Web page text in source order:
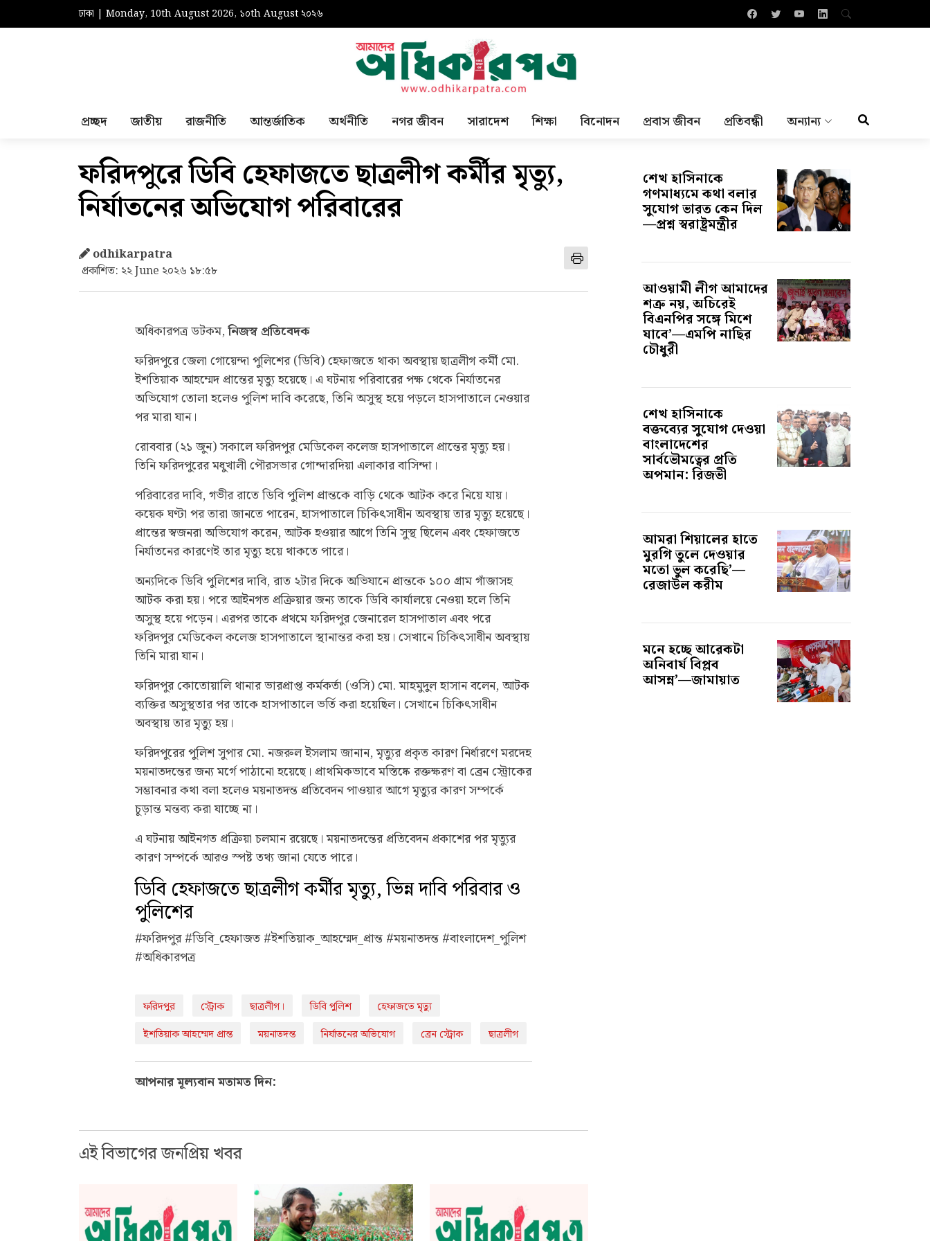
ঢাকা | Monday, 10th August 2026, ১০th August ২০২৬
প্রচ্ছদ জাতীয় রাজনীতি আন্তর্জাতিক অর্থনীতি নগর জীবন সারাদেশ শিক্ষা বিনোদন প্রবাস জীবন প্রতিবন্ধী অন্যান্য
ফরিদপুরে ডিবি হেফাজতে ছাত্রলীগ কর্মীর মৃত্যু,
নির্যাতনের অভিযোগ পরিবারের
odhikarpatra
প্রকাশিত: ২২ June ২০২৬ ১৮:৫৮
অধিকারপত্র ডটকম,নিজস্ব প্রতিবেদক
ফরিদপুরে জেলা গোয়েন্দা পুলিশের (ডিবি) হেফাজতে থাকা অবস্থায় ছাত্রলীগ কর্মী মো.
ইশতিয়াক আহম্মেদ প্রান্তের মৃত্যু হয়েছে। এ ঘটনায় পরিবারের পক্ষ থেকে নির্যাতনের
অভিযোগ তোলা হলেও পুলিশ দাবি করেছে, তিনি অসুস্থ হয়ে পড়লে হাসপাতালে নেওয়ার
পর মারা যান।
রোববার (২১ জুন) সকালে ফরিদপুর মেডিকেল কলেজ হাসপাতালে প্রান্তের মৃত্যু হয়।
তিনি ফরিদপুরের মধুখালী পৌরসভার গোন্দারদিয়া এলাকার বাসিন্দা।
পরিবারের দাবি, গভীর রাতে ডিবি পুলিশ প্রান্তকে বাড়ি থেকে আটক করে নিয়ে যায়।
কয়েক ঘণ্টা পর তারা জানতে পারেন, হাসপাতালে চিকিৎসাধীন অবস্থায় তার মৃত্যু হয়েছে।
প্রান্তের স্বজনরা অভিযোগ করেন, আটক হওয়ার আগে তিনি সুস্থ ছিলেন এবং হেফাজতে
নির্যাতনের কারণেই তার মৃত্যু হয়ে থাকতে পারে।
অন্যদিকে ডিবি পুলিশের দাবি, রাত ২টার দিকে অভিযানে প্রান্তকে ১০০ গ্রাম গাঁজাসহ
আটক করা হয়। পরে আইনগত প্রক্রিয়ার জন্য তাকে ডিবি কার্যালয়ে নেওয়া হলে তিনি
অসুস্থ হয়ে পড়েন। এরপর তাকে প্রথমে ফরিদপুর জেনারেল হাসপাতাল এবং পরে
ফরিদপুর মেডিকেল কলেজ হাসপাতালে স্থানান্তর করা হয়। সেখানে চিকিৎসাধীন অবস্থায়
তিনি মারা যান।
ফরিদপুর কোতোয়ালি থানার ভারপ্রাপ্ত কর্মকর্তা (ওসি) মো. মাহমুদুল হাসান বলেন, আটক
ব্যক্তির অসুস্থতার পর তাকে হাসপাতালে ভর্তি করা হয়েছিল। সেখানে চিকিৎসাধীন
অবস্থায় তার মৃত্যু হয়।
ফরিদপুরের পুলিশ সুপার মো. নজরুল ইসলাম জানান, মৃত্যুর প্রকৃত কারণ নির্ধারণে মরদেহ
ময়নাতদন্তের জন্য মর্গে পাঠানো হয়েছে। প্রাথমিকভাবে মস্তিষ্কে রক্তক্ষরণ বা ব্রেন স্ট্রোকের
সম্ভাবনার কথা বলা হলেও ময়নাতদন্ত প্রতিবেদন পাওয়ার আগে মৃত্যুর কারণ সম্পর্কে
চূড়ান্ত মন্তব্য করা যাচ্ছে না।
এ ঘটনায় আইনগত প্রক্রিয়া চলমান রয়েছে। ময়নাতদন্তের প্রতিবেদন প্রকাশের পর মৃত্যুর
কারণ সম্পর্কে আরও স্পষ্ট তথ্য জানা যেতে পারে।
ডিবি হেফাজতে ছাত্রলীগ কর্মীর মৃত্যু, ভিন্ন দাবি পরিবার ও
পুলিশের
#ফরিদপুর #ডিবি_হেফাজত #ইশতিয়াক_আহম্মেদ_প্রান্ত #ময়নাতদন্ত #বাংলাদেশ_পুলিশ
#অধিকারপত্র
ফরিদপুর স্ট্রোক ছাত্রলীগ। ডিবি পুলিশ
হেফাজতে মৃত্যু
ইশতিয়াক আহম্মেদ প্রান্ত
ময়নাতদন্ত নির্যাতনের অভিযোগ ব্রেন স্ট্রোক ছাত্রলীগ
আপনার মূল্যবান মতামত দিন:
এই বিভাগের জনপ্রিয় খবর
বিএনপি নেতাকে নিয়ে অনুষ্ঠান আবেগঘন ফেসবুক স্ট্যাটাস
শেখ হাসিনাকে
গণমাধ্যমে কথা বলার
সুযোগ ভারত কেন দিল
—প্রশ্ন স্বরাষ্ট্রমন্ত্রীর
আওয়ামী লীগ আমাদের
শত্রু নয়, অচিরেই
বিএনপির সঙ্গে মিশে
যাবে’—এমপি নাছির
চৌধুরী
শেখ হাসিনাকে
বক্তব্যের সুযোগ দেওয়া
বাংলাদেশের
সার্বভৌমত্বের প্রতি
অপমান: রিজভী
আমরা শিয়ালের হাতে
মুরগি তুলে দেওয়ার
মতো ভুল করেছি’—
রেজাউল করীম
মনে হচ্ছে আরেকটা
অনিবার্য বিপ্লব
আসন্ন’—জামায়াত